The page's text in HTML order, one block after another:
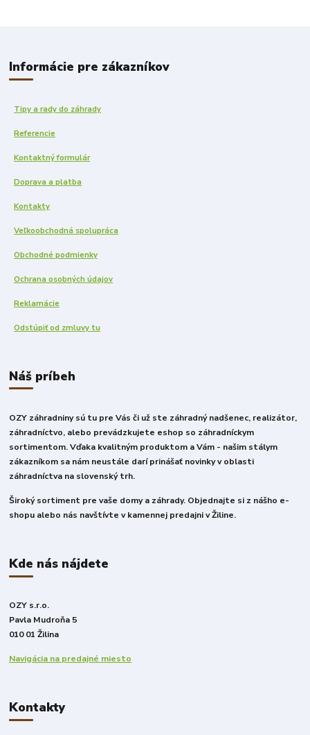
Informácie pre zákazníkov
Tipy a rady do záhrady
Referencie
Kontaktný formulár
Doprava a platba
Kontakty
Veľkoobchodná spolupráca
Obchodné podmienky
Ochrana osobných údajov
Reklamácie
Odstúpiť od zmluvy tu
Náš príbeh
OZY záhradniny sú tu pre Vás či už ste záhradný nadšenec, realizátor,
záhradníctvo, alebo prevádzkujete eshop so záhradníckym
sortimentom. Vďaka kvalitným produktom a Vám - našim stálym
zákazníkom sa nám neustále darí prinášať novinky v oblasti
záhradníctva na slovenský trh.
Široký sortiment pre vaše domy a záhrady. Objednajte si z nášho e-
shopu alebo nás navštívte v kamennej predajni v Žiline.
Kde nás nájdete
OZY s.r.o.
Pavla Mudroňa 5
010 01 Žilina
Navigácia na predajné miesto
Kontakty